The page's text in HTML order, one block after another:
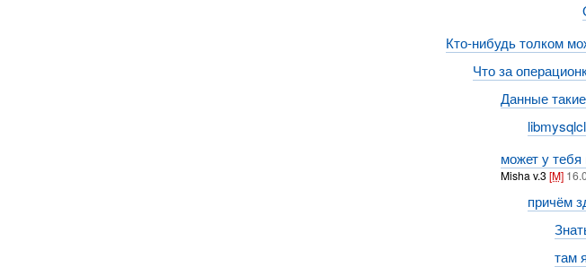
Кто-нибудь толком
Что за
Данные
может у
Misha v.3 [M]
причём
там